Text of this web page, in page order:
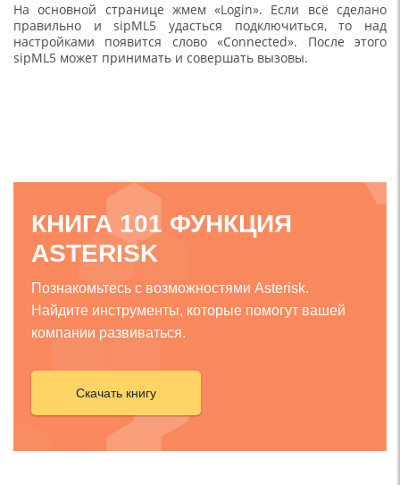
На основной странице жмем «Login». Если всё сделано
правильно и sipML5 удасться подключиться, то над
настройками появится слово «Connected». После этого
sipML5 может принимать и совершать вызовы.
КНИГА 101 ФУНКЦИЯ
ASTERISK
Познакомьтесь с возможностями Asterisk.
Найдите инструменты, которые помогут вашей
компании развиваться.
Скачать книгу